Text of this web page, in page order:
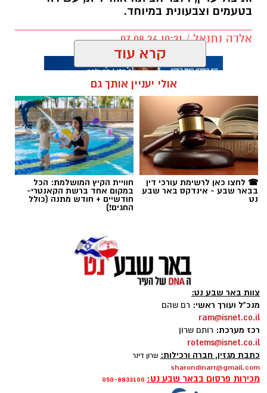
בטעמים וצבעונית במיוחד.
אלדה נתנאל / 10:21 07.08.26
תגים:חביתת ירק
ai
מצרכים (ל-2 מנות)
4 ביצים
קרא עוד
אולי יעניין אותך גם
☎ לחצו כאן לרשימת עורכי דין
בבאר שבע - אינדקס באר שבע
נט
חוויית הקיץ המושלמת: הכל
במקום אחד ברשת הקאנטרי-
חודשיים + חודש מתנה (כולל
החגים!)
צוות באר שבע נט:
מנכ"ל ועורך ראשי: רם שהם
ram@isnet.co.il
רכז מערכת: רותם שרון
rotems@isnet.co.il
כתבת מגזין, חברה ורכילות: שרון דינר
sharondinarr@gmail.com
מכירות פרסום בבאר שבע נט: 050-8833100